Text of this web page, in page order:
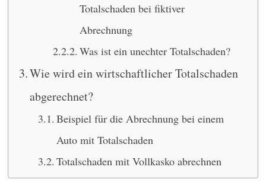
Totalschaden bei fiktiver
Abrechnung
Was ist ein unechter Totalschaden?
Wie wird ein wirtschaftlicher Totalschaden
abgerechnet?
Beispiel für die Abrechnung bei einem
Auto mit Totalschaden
Totalschaden mit Vollkasko abrechnen